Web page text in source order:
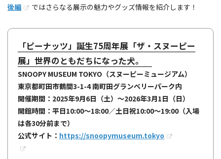
後編 ではさらなる展示の魅力やグッズ情報を紹介します！
「ピーナッツ」誕生75周年展「ザ・スヌーピー
展」世界のともだちになった犬。
SNOOPY MUSEUM TOKYO（スヌーピーミュージアム）
東京都町田市鶴間3-1-4 南町田グランベリーパーク内
開催期間：2025年9月6日（土）〜2026年3月1日（日）
開館時間：平日10:00〜18:00／土日祝10:00〜19:00（入場
は各30分前まで）
公式サイト： https://snoopymuseum.tokyo